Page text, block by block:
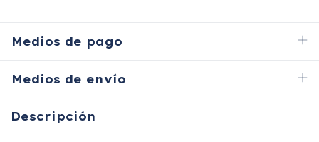
Medios de pago
Medios de envío
Descripción